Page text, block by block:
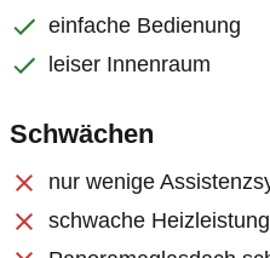
einfache Bedienung
leiser Innenraum
Schwächen
nur wenige
schwache Heizleistung